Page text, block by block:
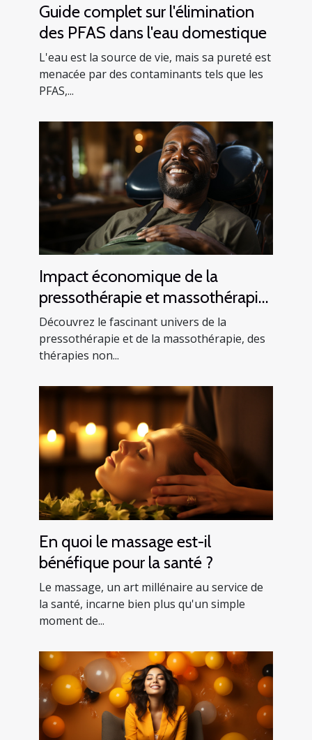
Guide complet sur l'élimination
des PFAS dans l'eau domestique
L'eau est la source de vie, mais sa pureté est
menacée par des contaminants tels que les
PFAS,...
Impact économique de la
pressothérapie et massothérapie :
une analyse de l'industrie du
bien-être
Découvrez le fascinant univers de la
pressothérapie et de la massothérapie, des
thérapies non...
En quoi le massage est-il
bénéfique pour la santé ?
Le massage, un art millénaire au service de
la santé, incarne bien plus qu'un simple
moment de...